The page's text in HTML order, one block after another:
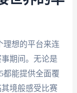
理想的平台来连
期间。无论是
都能提供全面覆
境般感受比赛